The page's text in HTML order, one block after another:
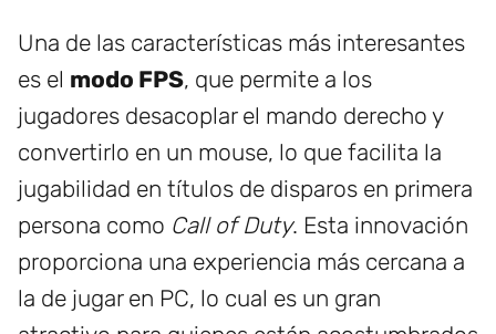
Una de las características más interesantes
es el modo FPS, que permite a los
jugadores desacoplar el mando derecho y
convertirlo en un mouse, lo que facilita la
jugabilidad en títulos de disparos en primera
persona como Call of Duty. Esta innovación
proporciona una experiencia más cercana a
la de jugar en PC, lo cual es un gran